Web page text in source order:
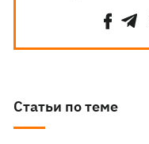
Статьи по теме